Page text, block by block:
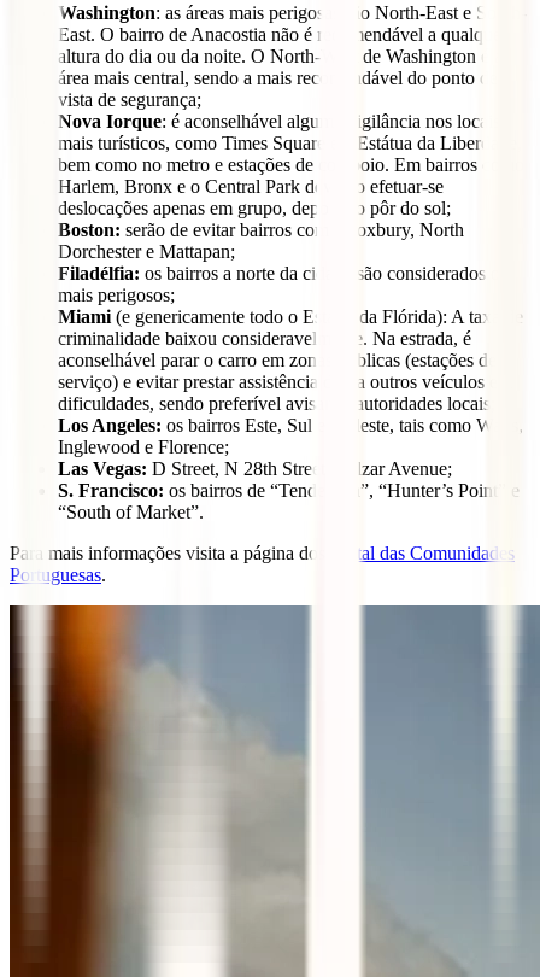
Washington: as áreas mais perigosas são North-East e South-
East. O bairro de Anacostia não é recomendável a qualquer
altura do dia ou da noite. O North-West de Washington é a
área mais central, sendo a mais recomendável do ponto de
vista de segurança;
Nova Iorque: é aconselhável alguma vigilância nos locais
mais turísticos, como Times Square e a Estátua da Liberdade,
bem como no metro e estações de comboio. Em bairros como
Harlem, Bronx e o Central Park deverão efetuar-se
deslocações apenas em grupo, depois do pôr do sol;
Boston: serão de evitar bairros como Roxbury, North
Dorchester e Mattapan;
Filadélfia: os bairros a norte da cidade são considerados os
mais perigosos;
Miami (e genericamente todo o Estado da Flórida): A taxa de
criminalidade baixou consideravelmente. Na estrada, é
aconselhável parar o carro em zonas públicas (estações de
serviço) e evitar prestar assistência direta outros veículos em
dificuldades, sendo preferível avisar as autoridades locais;
Los Angeles: os bairros Este, Sul e Sudeste, tais como Watts,
Inglewood e Florence;
Las Vegas: D Street, N 28th Street, Balzar Avenue;
S. Francisco: os bairros de “Tenderloin”, “Hunter’s Point” e
“South of Market”.
Para mais informações visita a página dos
Portal das Comunidades
Portuguesas.